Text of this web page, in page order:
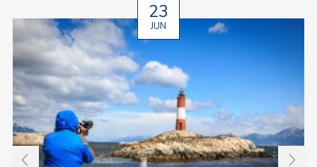
23
JUN